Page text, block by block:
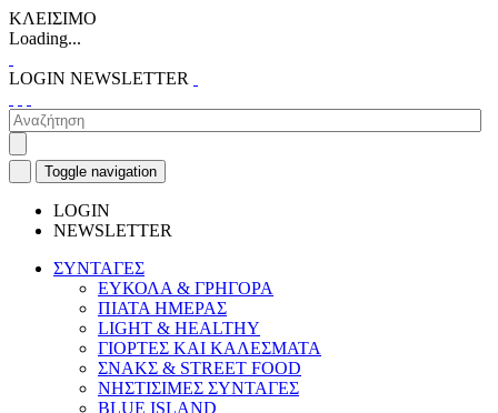
ΚΛΕΙΣΙΜΟ
Loading...
LOGIN NEWSLETTER
Toggle navigation
LOGIN
NEWSLETTER
ΣΥΝΤΑΓΕΣ
ΕΥΚΟΛΑ & ΓΡΗΓΟΡΑ
ΠΙΑΤΑ ΗΜΕΡΑΣ
LIGHT & HEALTHY
ΓΙΟΡΤΕΣ ΚΑΙ ΚΑΛΕΣΜΑΤΑ
ΣΝΑΚΣ & STREET FOOD
ΝΗΣΤΙΣΙΜΕΣ ΣΥΝΤΑΓΕΣ
BLUE ISLAND